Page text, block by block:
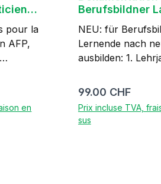
pour la
AFP,
en
Berufsbildner
ab 2026
NEU: für
Lernende nach
ausbilden: 1.
Landwirtin /
Gemüsegärtnerin
Prix régulier :
99.00 CHF
Prix incluse TVA,
sus